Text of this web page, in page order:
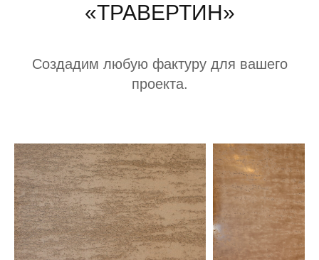
«ТРАВЕРТИН»
Создадим любую фактуру для вашего
проекта.